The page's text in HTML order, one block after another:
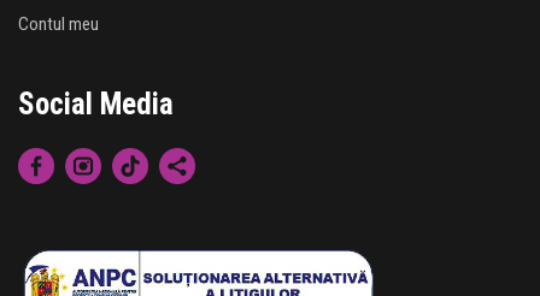
Contul meu
Social Media